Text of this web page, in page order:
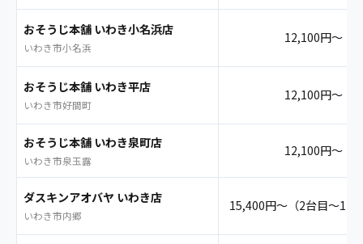
おそうじ本舗 いわき小名浜店
いわき市小名浜
12,100円〜
おそうじ本舗 いわき平店
いわき市好間町
12,100円〜
おそうじ本舗 いわき泉町店
いわき市泉玉露
12,100円〜
ダスキンアオバヤ いわき店
いわき市内郷
15,400円〜（2台目〜